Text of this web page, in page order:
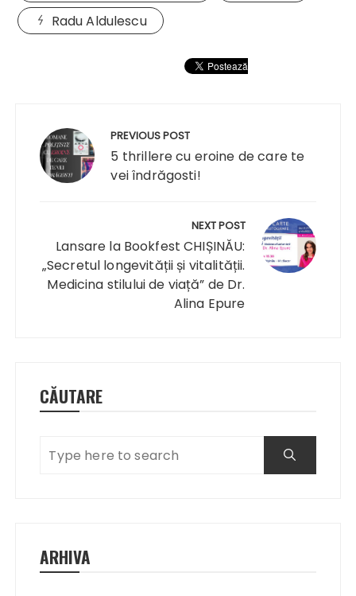
Radu Aldulescu
articole
PREVIOUS POST
5 thrillere cu eroine de care te
vei îndrăgosti!
NEXT POST
Lansare la Bookfest CHIȘINĂU:
„Secretul longevității și vitalității.
Medicina stilului de viață” de Dr.
Alina Epure
CĂUTARE
ARHIVA